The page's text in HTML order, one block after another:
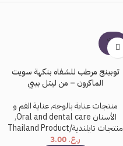
بيعت
كلها
توبينج مرطب للشفاه بنكهة سويت
الماكرون – من ليتل بيبي
منتجات عناية بالوجه,عناية الفم و
الأسنان Oral and dental care
,
منتجات تايلندية/Thailand Product
ر.ع.